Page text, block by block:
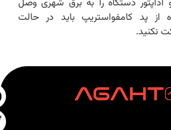
دستگاه را به برق شهری وصل
پد کامفواستریپ باید در حالت